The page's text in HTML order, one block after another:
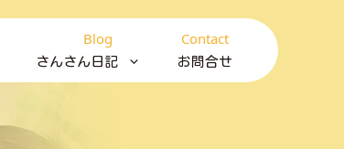
Blog
さんさん日記
Contact
お問合せ